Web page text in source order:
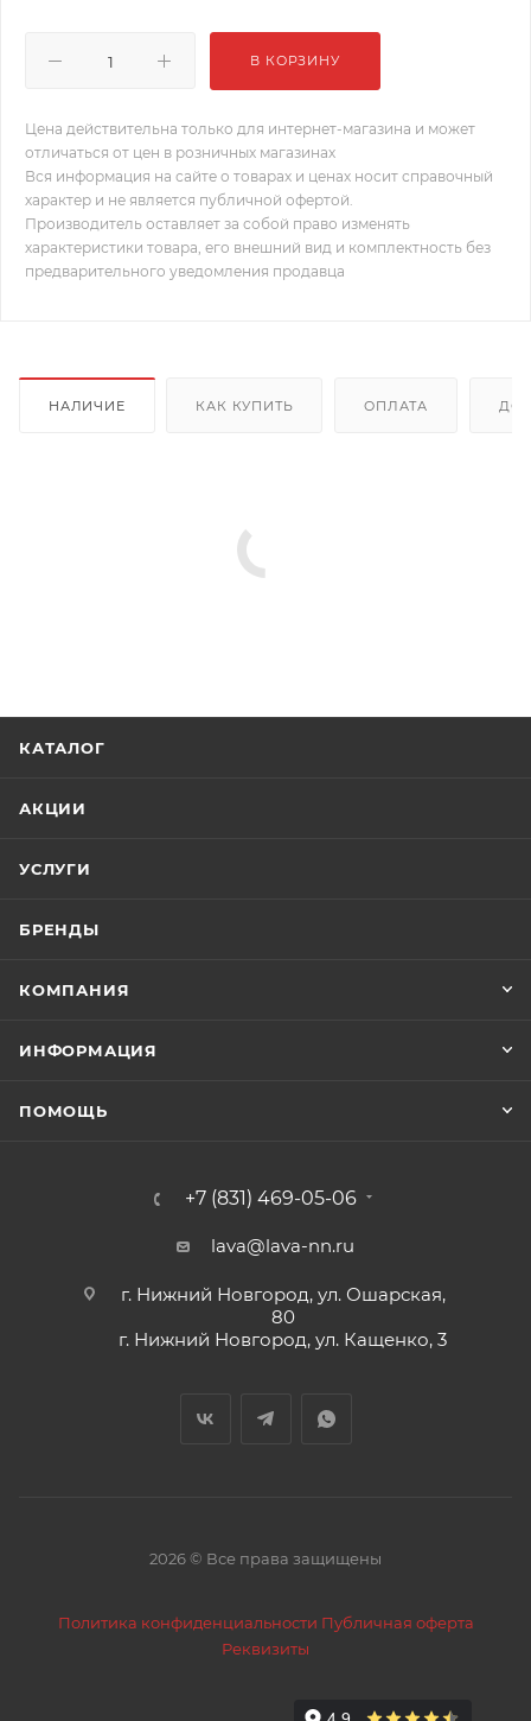
В КОРЗИНУ
Цена действительна только для интернет-магазина и может
отличаться от цен в розничных магазинах
Вся информация на сайте о товарах и ценах носит справочный
характер и не является публичной офертой.
Производитель оставляет за собой право изменять
характеристики товара, его внешний вид и комплектность без
предварительного уведомления продавца
НАЛИЧИЕ КАК КУПИТЬ ОПЛАТА
КАТАЛОГ
АКЦИИ
УСЛУГИ
БРЕНДЫ
КОМПАНИЯ
ИНФОРМАЦИЯ
ПОМОЩЬ
+7 (831) 469-05-06
lava@lava-nn.ru
г. Нижний Новгород, ул. Ошарская,
80
г. Нижний Новгород, ул. Кащенко, 3
2026 © Все права защищены
Политика конфиденциальности Публичная оферта
Реквизиты